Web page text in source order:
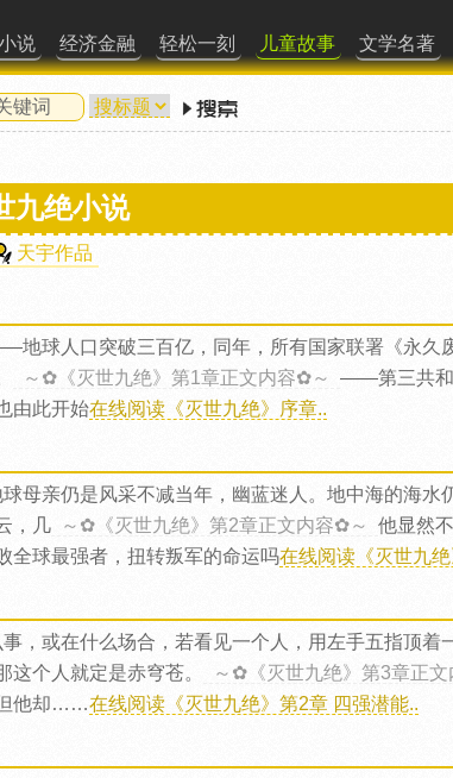
说 经济金融 轻松一刻 儿童故事 文学名著
九绝小说
天宇作品
地球人口突破三百亿，同年，所有国家联署《永久
～✿《灭世九绝》第1章正文内容✿～
——第三共和
由此开始在线阅读《灭世九绝》序章..
球母亲仍是风采不减当年，幽蓝迷人。地中海的海水
，几
～✿《灭世九绝》第2章正文内容✿～
他显然
全球最强者，扭转叛军的命运吗在线阅读《灭世九
事，或在什么场合，若看见一个人，用左手五指顶着
个人就定是赤穹苍。
～✿《灭世九绝》第3章正
但他却……在线阅读《灭世九绝》第2章 四强潜能..